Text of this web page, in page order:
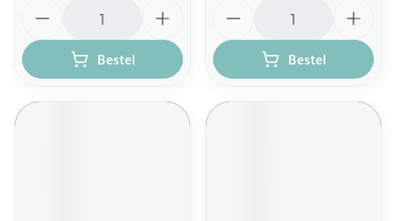
Bestel Bestel